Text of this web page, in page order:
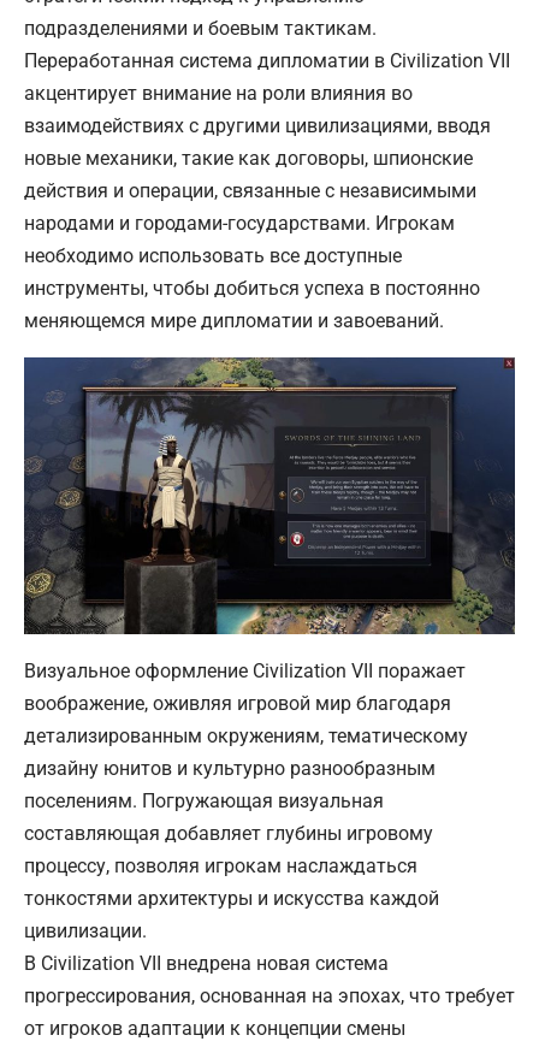
подразделениями и боевым тактикам.
Переработанная система дипломатии в Civilization VII
акцентирует внимание на роли влияния во
взаимодействиях с другими цивилизациями, вводя
новые механики, такие как договоры, шпионские
действия и операции, связанные с независимыми
народами и городами-государствами. Игрокам
необходимо использовать все доступные
инструменты, чтобы добиться успеха в постоянно
меняющемся мире дипломатии и завоеваний.
Визуальное оформление Civilization VII поражает
воображение, оживляя игровой мир благодаря
детализированным окружениям, тематическому
дизайну юнитов и культурно разнообразным
поселениям. Погружающая визуальная
составляющая добавляет глубины игровому
процессу, позволяя игрокам наслаждаться
тонкостями архитектуры и искусства каждой
цивилизации.
В Civilization VII внедрена новая система
прогрессирования, основанная на эпохах, что требует
от игроков адаптации к концепции смены